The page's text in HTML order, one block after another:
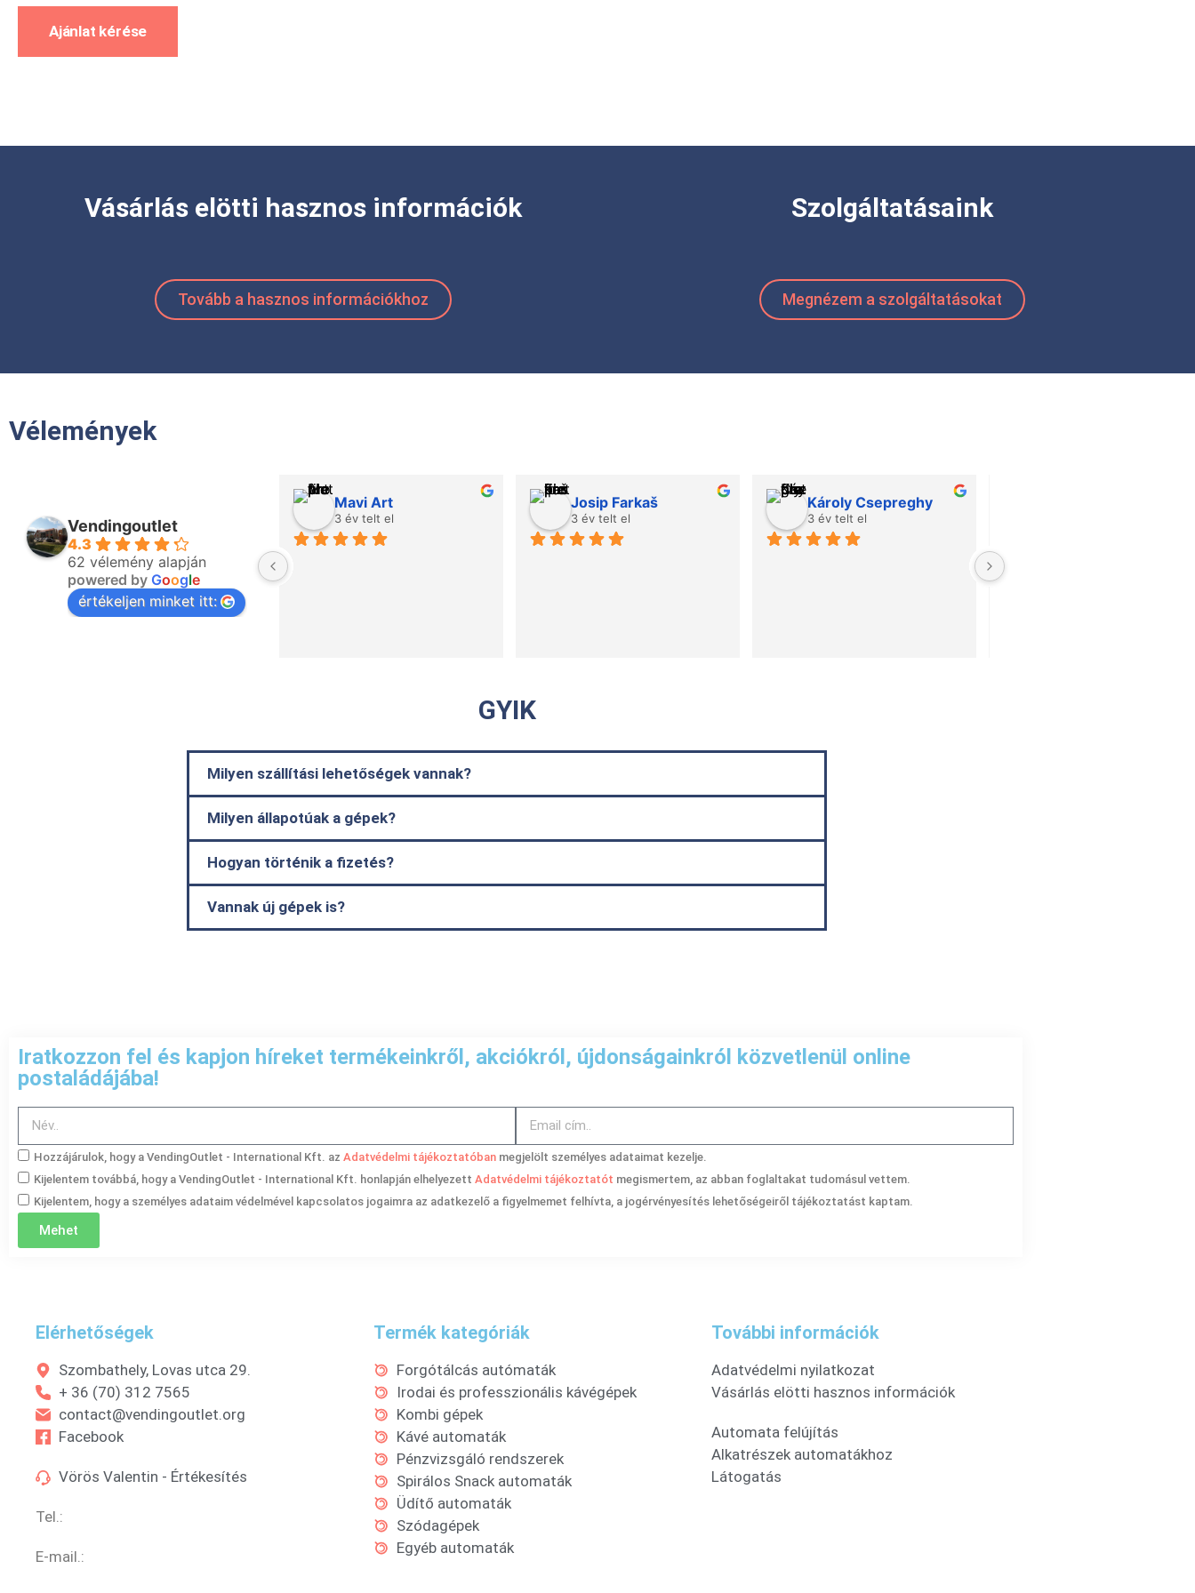
Ajánlat kérése
Vásárlás elötti hasznos információk
Tovább a hasznos információkhoz
Szolgáltatásaink
Megnézem a szolgáltatásokat
Vélemények
Vendingoutlet
4.3
62 vélemény alapján
powered by Google
értékeljen minket itt:
Mavi Art
3 év telt el
Josip Farkaš
3 év telt el
Károly Csepreghy
3 év telt el
The sales staff is extremely
GYIK
Milyen szállítási lehetőségek vannak?
Milyen állapotúak a gépek?
Hogyan történik a fizetés?
Vannak új gépek is?
Iratkozzon fel és kapjon híreket termékeinkről, akciókról, újdonságainkról közvetlenül online
postaládájába!
Hozzájárulok, hogy a VendingOutlet - International Kft. az Adatvédelmi tájékoztatóban megjelölt személyes adataimat kezelje.
Kijelentem továbbá, hogy a VendingOutlet - International Kft. honlapján elhelyezett Adatvédelmi tájékoztatót megismertem, az abban foglaltakat tudomásul vettem.
Kijelentem, hogy a személyes adataim védelmével kapcsolatos jogaimra az adatkezelő a figyelmemet felhívta, a jogérvényesítés lehetőségeiről tájékoztatást kaptam.
Mehet
Elérhetőségek
Szombathely, Lovas utca 29.
+ 36 (70) 312 7565
contact@vendingoutlet.org
Facebook
Vörös Valentin - Értékesítés
Tel.:
E-mail.:
Termék kategóriák
Forgótálcás autómaták
Irodai és professzionális kávégépek
Kombi gépek
Kávé automaták
Pénzvizsgáló rendszerek
Spirálos Snack automaták
Üdítő automaták
Szódagépek
Egyéb automaták
További információk
Adatvédelmi nyilatkozat
Vásárlás elötti hasznos információk
Automata felújítás
Alkatrészek automatákhoz
Látogatás